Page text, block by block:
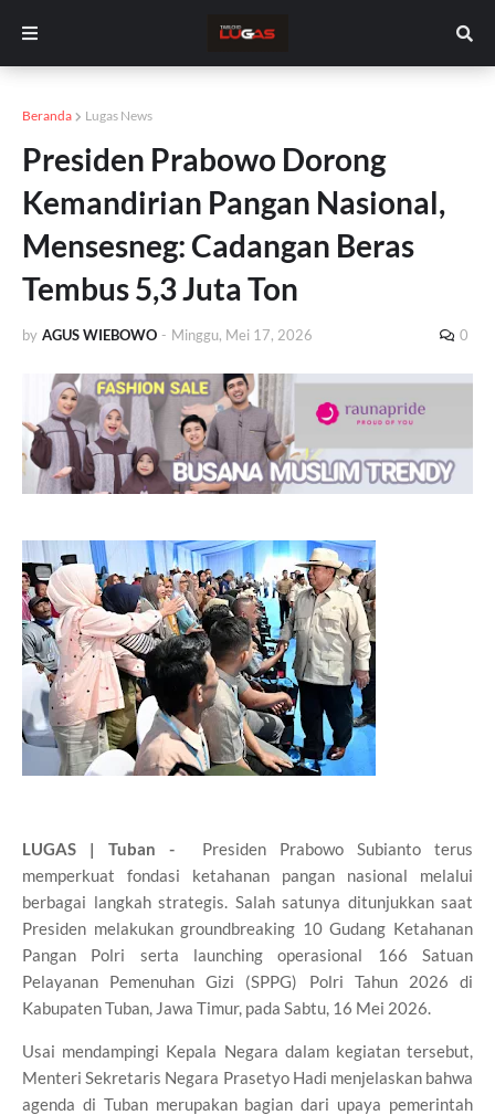
Beranda Lugas News
Presiden Prabowo Dorong
Kemandirian Pangan Nasional,
Mensesneg: Cadangan Beras
Tembus 5,3 Juta Ton
by AGUS WIEBOWO - Minggu, Mei 17, 2026 0
LUGAS | Tuban -
Presiden Prabowo Subianto terus
memperkuat fondasi ketahanan pangan nasional melalui
berbagai langkah strategis. Salah satunya ditunjukkan saat
Presiden melakukan groundbreaking 10 Gudang Ketahanan
Pangan Polri serta launching operasional 166 Satuan
Pelayanan Pemenuhan Gizi (SPPG) Polri Tahun 2026 di
Kabupaten Tuban, Jawa Timur, pada Sabtu, 16 Mei 2026.
Usai mendampingi Kepala Negara dalam kegiatan tersebut,
Menteri Sekretaris Negara Prasetyo Hadi menjelaskan bahwa
agenda di Tuban merupakan bagian dari upaya pemerintah